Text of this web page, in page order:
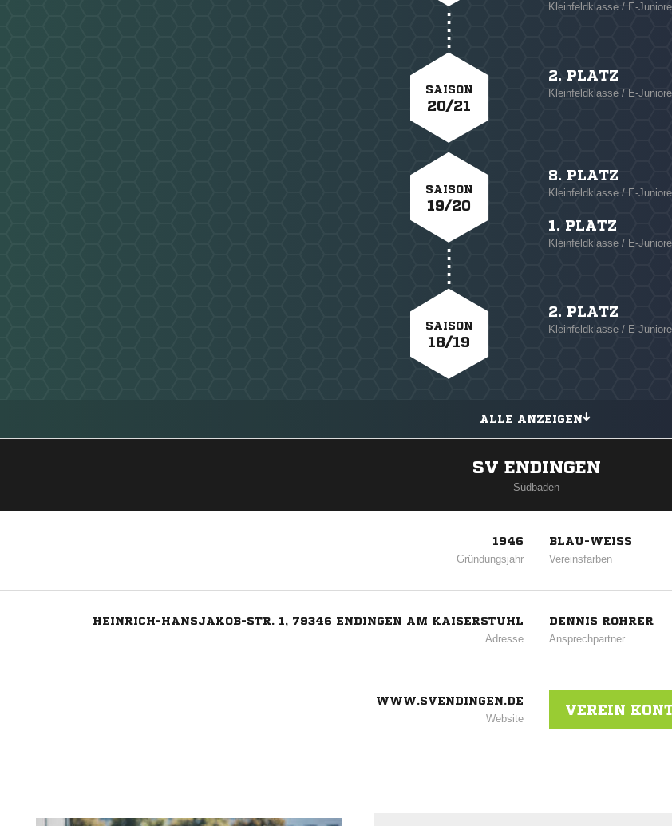
Kleinfeldklasse / E-
SAISON
20/21
2. PLATZ
Kleinfeldklasse / E-
SAISON
19/20
8. PLATZ
Kleinfeldklasse / E-
1. PLATZ
Kleinfeldklasse / E-
SAISON
18/19
2. PLATZ
Kleinfeldklasse / E-
ALLE ANZEIGEN
SV ENDINGEN
Südbaden
1946
Gründungsjahr
BLAU-WEISS
Vereinsfarben
HEINRICH-HANSJAKOB-STR. 1, 79346 ENDINGEN AM KAISERSTUHL
Adresse
DENNIS ROHRER
Ansprechpartner
WWW.SVENDINGEN.DE
Website
VEREIN